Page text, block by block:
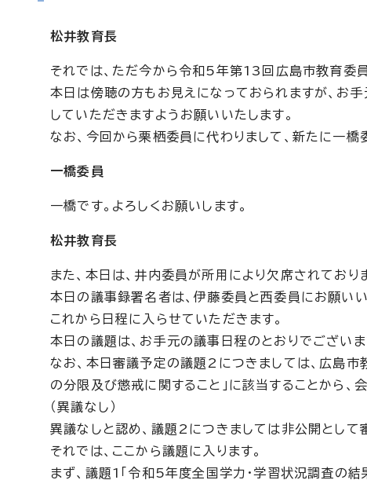
松井教育長
それでは、ただ今から令和5年第13回広島市教育委
本日は傍聴の方もお見えになっておられますが、お
していただきますようお願いいたします。
なお、今回から栗栖委員に代わりまして、新たに一橋
一橋委員
一橋です。よろしくお願いします。
松井教育長
また、本日は、井内委員が所用により欠席されており
本日の議事録署名者は、伊藤委員と西委員にお願いい
これから日程に入らせていただきます。
本日の議題は、お手元の議事日程のとおりでございま
なお、本日審議予定の議題2につきましては、広島
の分限及び懲戒に関すること」に該当することから、
（異議なし）
異議なしと認め、議題2につきましては非公開として
それでは、ここから議題に入ります。
まず、議題1「令和5年度全国学力・学習状況調査の結